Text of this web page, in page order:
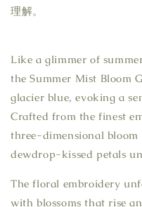
理解。
Like a glimmer of
the Summer Mist Bloom
glacier blue, evoking a
Crafted from the finest
three-dimensional
dewdrop-kissed petals
The floral embroidery
with blossoms that rise